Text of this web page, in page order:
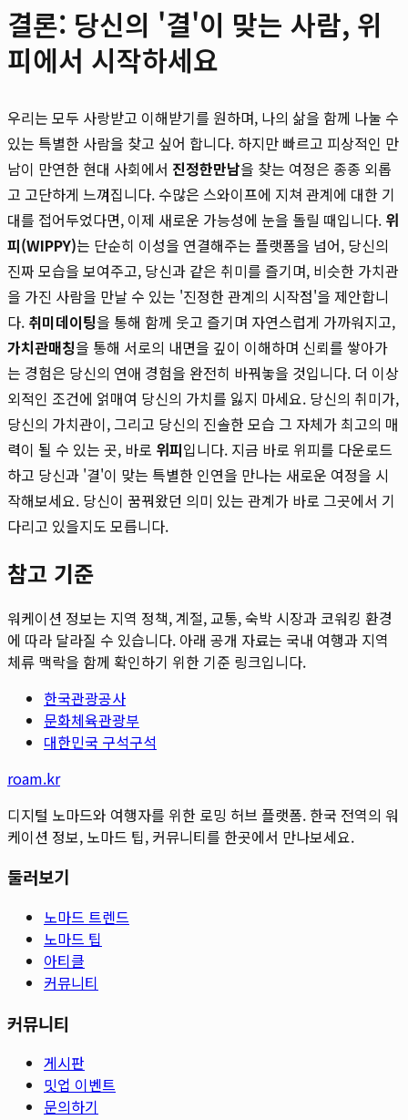
결론: 당신의 '결'이 맞는 사람, 위
피에서 시작하세요
우리는 모두 사랑받고 이해받기를 원하며, 나의 삶을 함께 나눌 수
있는 특별한 사람을 찾고 싶어 합니다. 하지만 빠르고 피상적인 만
남이 만연한 현대 사회에서 진정한만남을 찾는 여정은 종종 외롭
고 고단하게 느껴집니다. 수많은 스와이프에 지쳐 관계에 대한 기
대를 접어두었다면, 이제 새로운 가능성에 눈을 돌릴 때입니다. 위
피(WIPPY)는 단순히 이성을 연결해주는 플랫폼을 넘어, 당신의
진짜 모습을 보여주고, 당신과 같은 취미를 즐기며, 비슷한 가치관
을 가진 사람을 만날 수 있는 '진정한 관계의 시작점'을 제안합니
다. 취미데이팅을 통해 함께 웃고 즐기며 자연스럽게 가까워지고,
가치관매칭을 통해 서로의 내면을 깊이 이해하며 신뢰를 쌓아가
는 경험은 당신의 연애 경험을 완전히 바꿔놓을 것입니다. 더 이상
외적인 조건에 얽매여 당신의 가치를 잃지 마세요. 당신의 취미가,
당신의 가치관이, 그리고 당신의 진솔한 모습 그 자체가 최고의 매
력이 될 수 있는 곳, 바로 위피입니다. 지금 바로 위피를 다운로드
하고 당신과 '결'이 맞는 특별한 인연을 만나는 새로운 여정을 시
작해보세요. 당신이 꿈꿔왔던 의미 있는 관계가 바로 그곳에서 기
다리고 있을지도 모릅니다.
참고 기준
워케이션 정보는 지역 정책, 계절, 교통, 숙박 시장과 코워킹 환경
에 따라 달라질 수 있습니다. 아래 공개 자료는 국내 여행과 지역
체류 맥락을 함께 확인하기 위한 기준 링크입니다.
한국관광공사
문화체육관광부
대한민국 구석구석
roam.kr
디지털 노마드와 여행자를 위한 로밍 허브 플랫폼. 한국 전역의 워
케이션 정보, 노마드 팁, 커뮤니티를 한곳에서 만나보세요.
둘러보기
노마드 트렌드
노마드 팁
아티클
커뮤니티
커뮤니티
게시판
밋업 이벤트
문의하기